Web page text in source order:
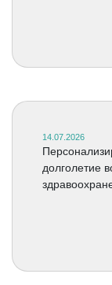
14.07.2026
долголетие